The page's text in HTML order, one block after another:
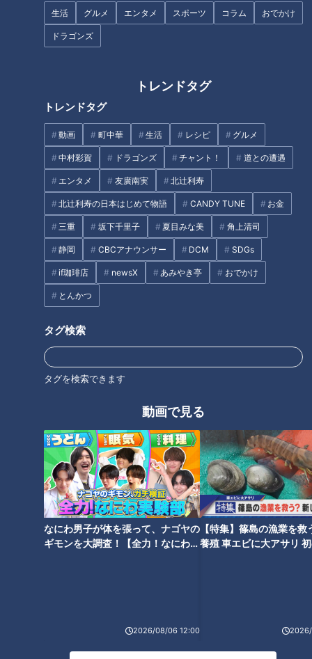
生活 グルメ エンタメ スポーツ コラム おでかけ
ドラゴンズ
トレンドタグ
トレンドタグ
動画 町中華 生活 レシピ グルメ
中村彩賀 ドラゴンズ チャント！ 道との遭遇
エンタメ 友廣南実 北辻利寿
北辻利寿の日本はじめて物語 CANDY TUNE お金
三重 坂下千里子 夏目みな美 角上清司
静岡 CBCアナウンサー DCM SDGs
if珈琲店 newsX あみやき亭 おでかけ
とんかつ
タグ検索
タグを検索できます
動画で見る
なにわ男子が体を張って、ナゴヤの
ギモンを大調査！【全力！なにわ実
2026/08/06 12:00
【特集】篠島の漁業を救
養殖 車エビに大アサリ
飛騨川の右岸に眠る“正体不明の
道”を調査！2つの素掘り隧道も
出現…謎だらけの廃道の秘密と
三重県内NO.1！松阪市の隠れた
リスナーの嘆き「農家の嫁はつ
らいよ！」
【祝5万人】ウラオモ大反省会
に行ってきた柳沢P #みてちょ
てれび #柳沢アナ #榊原アナ #
夏目アナ #永岡アナ #CBC
タグ
おでかけ よしお兄さん 三重
殖魚「伊勢まだい」と「伊勢ぶ
り」 驚きのおいしさを生む“特
別なエサ”とは
きイセエビの生態に迫る 三重・
志摩市「三重県水産研究所」の
挑戦とは？